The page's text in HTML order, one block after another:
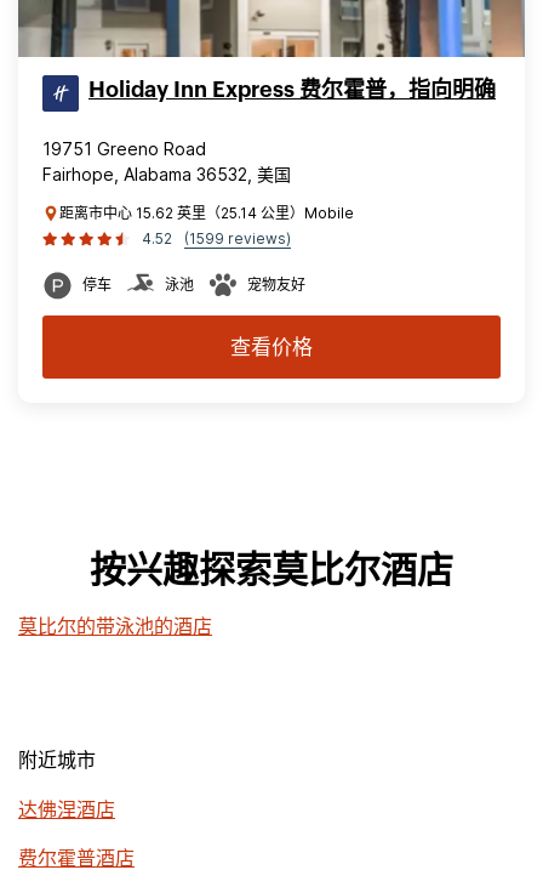
Holiday Inn Express 费尔霍普，指向明确
19751 Greeno Road
Fairhope, Alabama 36532, 美国
距离市中心 15.62 英里（25.14 公里）Mobile
4.52
(1599 reviews)
停车 泳池 宠物友好
查看价格
按兴趣探索莫比尔酒店
莫比尔的带泳池的酒店
附近城市
达佛涅酒店
费尔霍普酒店